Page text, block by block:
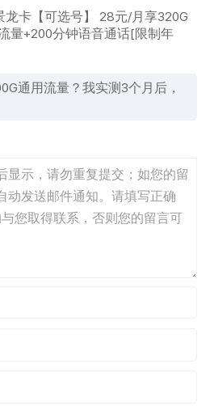
龙卡【可选号】 28元/月享320G
量+200分钟语音通话[限制年
通用流量？我实测3个月后，